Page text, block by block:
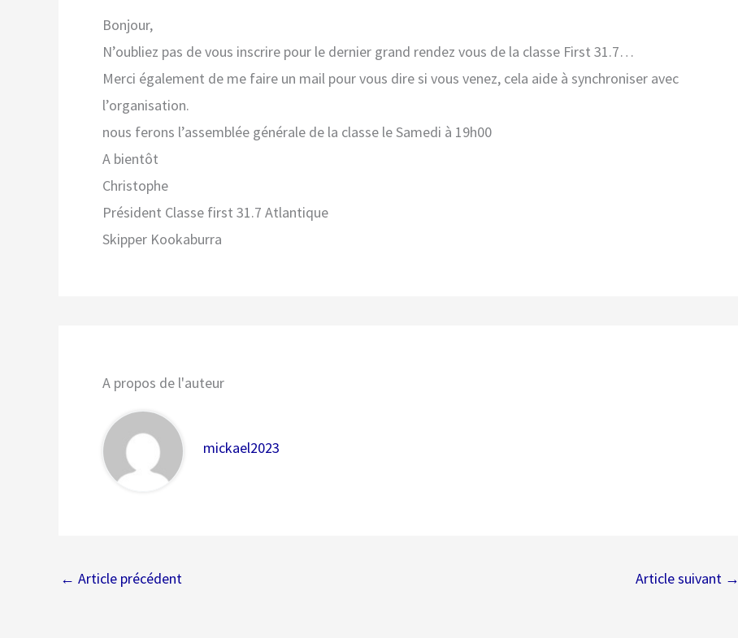
Bonjour,
N’oubliez pas de vous inscrire pour le dernier grand rendez vous de la classe First 31.7…
Merci également de me faire un mail pour vous dire si vous venez, cela aide à synchroniser avec
l’organisation.
nous ferons l’assemblée générale de la classe le Samedi à 19h00
A bientôt
Christophe
Président Classe first 31.7 Atlantique
Skipper Kookaburra
A propos de l'auteur
mickael2023
← Article précédent Article suivant →